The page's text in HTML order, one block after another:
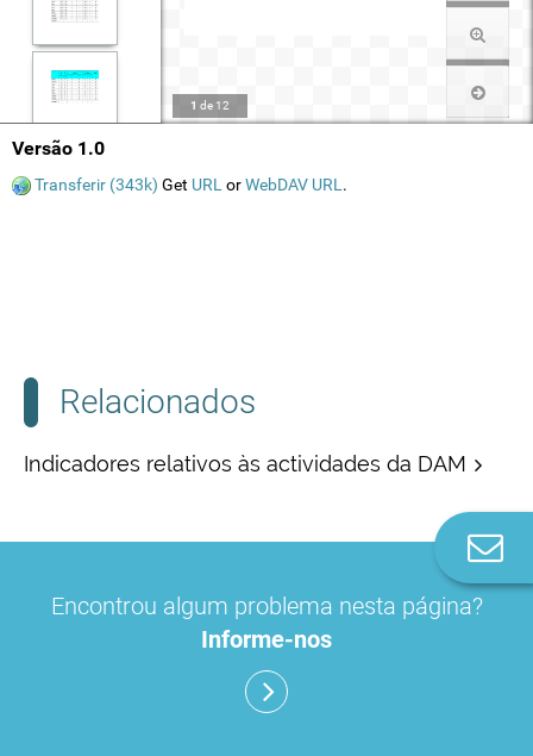
1 de 12
Versão 1.0
Transferir (343k) Get URL orWebDAV URL .
Relacionados
Indicadores relativos às actividades da DAM
Encontrou algum problema nesta página?
Informe-nos